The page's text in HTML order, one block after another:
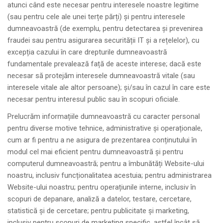
atunci când este necesar pentru interesele noastre legitime
(sau pentru cele ale unei terțe părți) și pentru interesele
dumneavoastră (de exemplu, pentru detectarea și prevenirea
fraudei sau pentru asigurarea securității IT și a rețelelor), cu
excepția cazului în care drepturile dumneavoastră
fundamentale prevalează față de aceste interese; dacă este
necesar să protejăm interesele dumneavoastră vitale (sau
interesele vitale ale altor persoane); și/sau în cazul în care este
necesar pentru interesul public sau în scopuri oficiale.
Prelucrăm informațiile dumneavoastră cu caracter personal
pentru diverse motive tehnice, administrative și operaționale,
cum ar fi pentru a ne asigura de prezentarea conținutului în
modul cel mai eficient pentru dumneavoastră și pentru
computerul dumneavoastră; pentru a îmbunătăți Website-ului
noastru, inclusiv funcționalitatea acestuia; pentru administrarea
Website-ului noastru; pentru operațiunile interne, inclusiv în
scopuri de depanare, analiză a datelor, testare, cercetare,
statistică și de cercetare; pentru publicitate și marketing,